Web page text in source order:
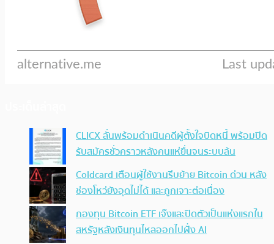
CLICX ลั่นพร้อมดำเนินคดีผู้ตั้งใจบิดหนี้ พร้อมปิด
รับสมัครชั่วคราวหลังคนแห่ยื่นจนระบบล้น
Coldcard เตือนผู้ใช้งานรีบย้าย Bitcoin ด่วน หลัง
ช่องโหว่ยังอุดไม่ได้ และถูกเจาะต่อเนื่อง
กองทุน Bitcoin ETF เจ๊งและปิดตัวเป็นแห่งแรกใน
สหรัฐหลังเงินทุนไหลออกไปฝั่ง AI